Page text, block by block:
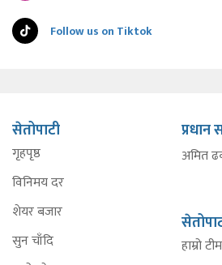
Follow us on Tiktok
सेतोपाटी
गृहपृष्ठ
विनिमय दर
शेयर बजार
सुन चाँदि
प्रधान
अमित
हाम्रो टीम